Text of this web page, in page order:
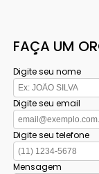
FAÇA UM
Digite seu nome
Digite seu email
Digite seu telefone
Mensagem